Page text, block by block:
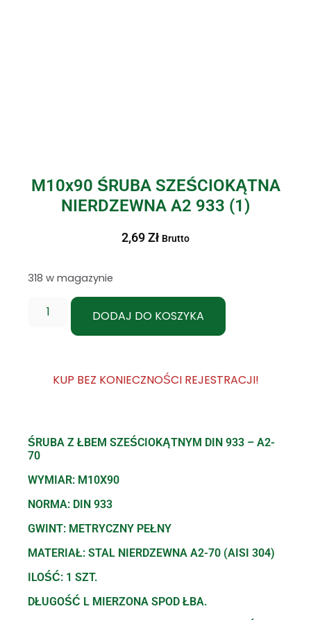
M10x90 ŚRUBA SZEŚCIOKĄTNA
NIERDZEWNA A2 933 (1)
2,69Zł Brutto
318 w magazynie
DODAJ DO KOSZYKA
KUP BEZ KONIECZNOŚCI REJESTRACJI!
ŚRUBA Z ŁBEM SZEŚCIOKĄTNYM DIN 933 – A2-
70
WYMIAR: M10X90
NORMA: DIN 933
GWINT: METRYCZNY PEŁNY
MATERIAŁ: STAL NIERDZEWNA A2-70 (AISI 304)
ILOŚĆ: 1 SZT.
DŁUGOŚĆ L MIERZONA SPOD ŁBA.